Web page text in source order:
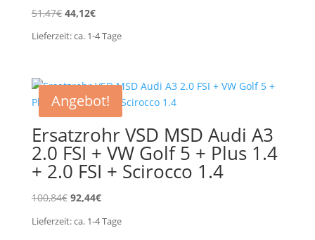
51,47€ Ursprünglicher
44,12€Aktueller
Lieferzeit:ca. 1-4Tage
Angebot!
Ersatzrohr VSD MSD Audi A3
2.0 FSI + VW Golf 5 + Plus 1.4
+ 2.0 FSI + Scirocco 1.4
100,84€ Ursprünglicher
92,44€Aktueller
ist:
Lieferzeit:ca. 1-4Tage